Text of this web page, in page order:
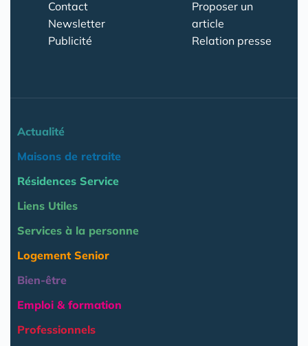
Contact
Newsletter
Publicité
Proposer un
article
Relation presse
Actualité
Maisons de retraite
Résidences Service
Liens Utiles
Services à la personne
Logement Senior
Bien-être
Emploi & formation
Professionnels